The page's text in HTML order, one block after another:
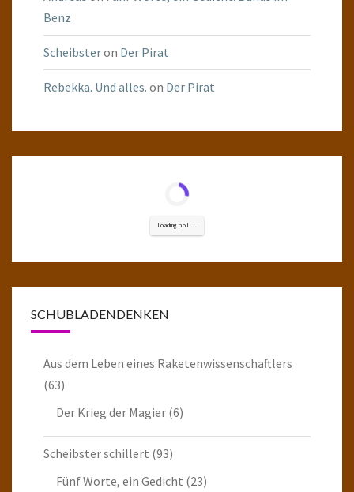
Benz
Scheibsteron Der Pirat
Rebekka. Und alles. on Der Pirat
Loading poll ...
SCHUBLADENDENKEN
Aus dem Leben eines Raketenwissenschaftlers
(63)
Der Krieg der Magier (6)
Scheibster schillert (93)
Fünf Worte, ein Gedicht (23)